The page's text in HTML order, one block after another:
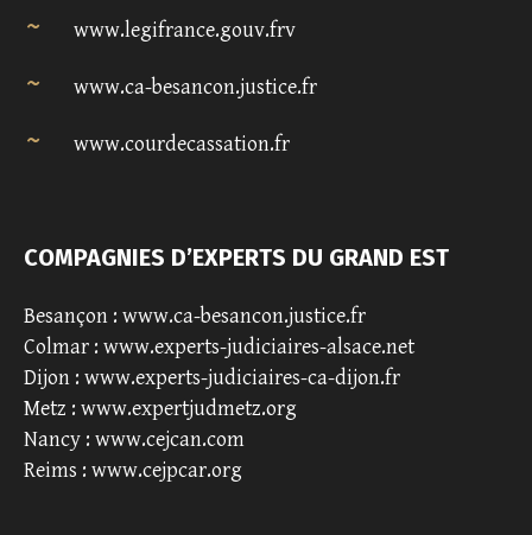
www.legifrance.gouv.frv
www.ca-besancon.justice.fr
www.courdecassation.fr
COMPAGNIES D’EXPERTS DU GRAND EST
Besançon : www.ca-besancon.justice.fr
Colmar : www.experts-judiciaires-alsace.net
Dijon : www.experts-judiciaires-ca-dijon.fr
Metz : www.expertjudmetz.org
Nancy : www.cejcan.com
Reims : www.cejpcar.org